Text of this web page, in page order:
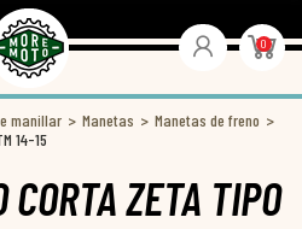
0
manillar Manetas
Manetas de freno
14-15
CORTA ZETA TIPO